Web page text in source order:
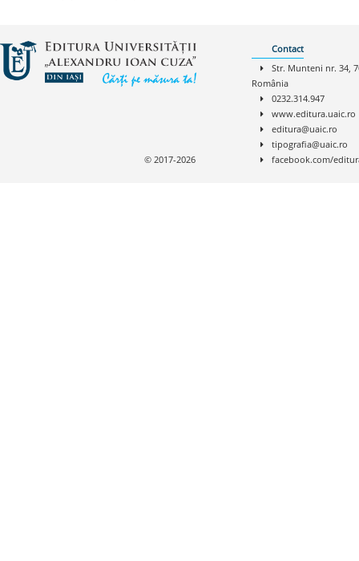
Contact
Str. Munteni nr. 34,
România
0232.314.947
www.editura.uaic.ro
editura@uaic.ro
tipografia@uaic.ro
facebook.com/
© 2017-2026